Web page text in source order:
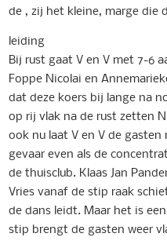
de , zij het kleine, marge die
leiding
Bij rust gaat V en V met 7-6
Foppe Nicolai en
dat deze koers bij lange na
op rij vlak na de rust zetten
ook nu laat V en V de
gevaar even als de
de thuisclub. Klaas Jan
Vries vanaf de stip raak
de dans leidt. Maar het is
stip brengt de gasten weer